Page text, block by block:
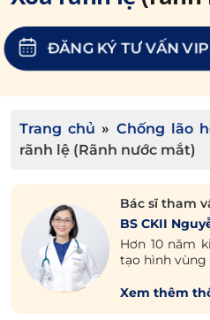
ĐĂNG KÝ TƯ VẤN
Trang chủ » Chống lão
rãnh lệ (Rãnh nước mắt)
Bác sĩ tham
BS CKII
Hơn 10 năm
tạo hình
Xem thêm